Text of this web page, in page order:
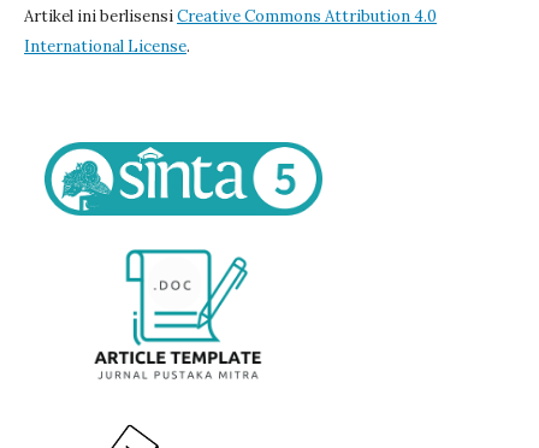
Artikel ini berlisensiCreative Commons Attribution 4.0
International License.